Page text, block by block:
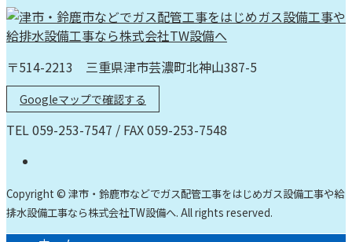
〒514-2213 三重県津市芸濃町北神山387-5
Googleマップで確認する
TEL 059-253-7547 / FAX 059-253-7548
Copyright © 津市・鈴鹿市などでガス配管工事をはじめガス設備工事や給
排水設備工事なら株式会社TW設備へ. All rights reserved.